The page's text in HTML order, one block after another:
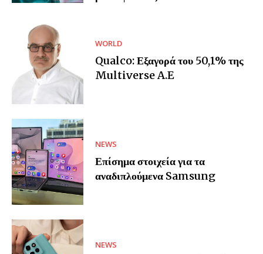
WORLD
Qualco: Εξαγορά του 50,1% της
Multiverse A.E
NEWS
Επίσημα στοιχεία για τα
αναδιπλούμενα Samsung
NEWS